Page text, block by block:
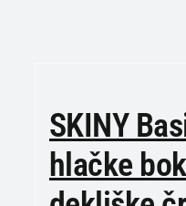
SKINY
hlačke